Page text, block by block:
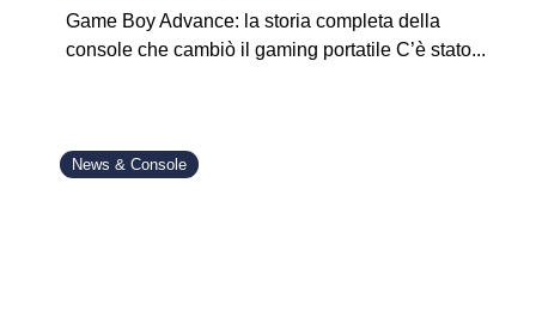
Game Boy Advance: la storia completa della
console che cambiò il gaming portatile C’è stato...
News & Console